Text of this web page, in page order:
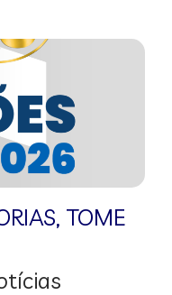
, TOME